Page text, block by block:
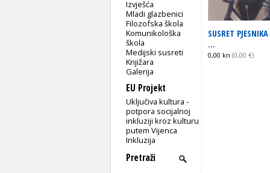
Izvješća
Mladi glazbenici
Filozofska škola
Komunikološka
škola
Medijski susreti
Knjižara
Galerija
EU Projekt
Uključiva kultura -
potpora socijalnoj
inkluziji kroz kulturu
putem Vijenca
Inkluzija
SUSRET
...
0,00 kn (0,00 €)